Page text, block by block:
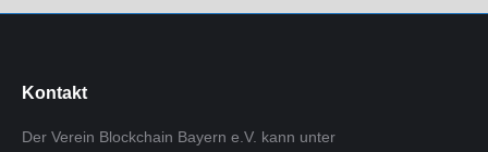
Kontakt
Der Verein Blockchain Bayern e.V. kann unter